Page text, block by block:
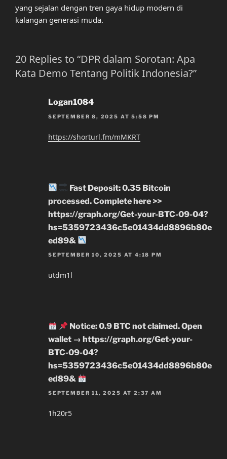
yang sejalan dengan tren gaya hidup modern di
kalangan generasi muda.
20 Replies to “DPR dalam Sorotan: Apa
Kata Demo Tentang Politik Indonesia?”
Logan1084
SEPTEMBER 8, 2025 AT 5:58 PM
https://shorturl.fm/mMKRT
Fast Deposit: 0.35 Bitcoin
processed. Complete here >>
https://graph.org/Get-your-BTC-09-04?
hs=5359723436c5e01434dd8896b80e
ed89&
SEPTEMBER 10, 2025 AT 4:18 PM
utdm1l
Notice: 0.9 BTC not claimed. Open
wallet → https://graph.org/Get-your-
BTC-09-04?
hs=5359723436c5e01434dd8896b80e
ed89&
SEPTEMBER 11, 2025 AT 2:37 AM
1h20r5